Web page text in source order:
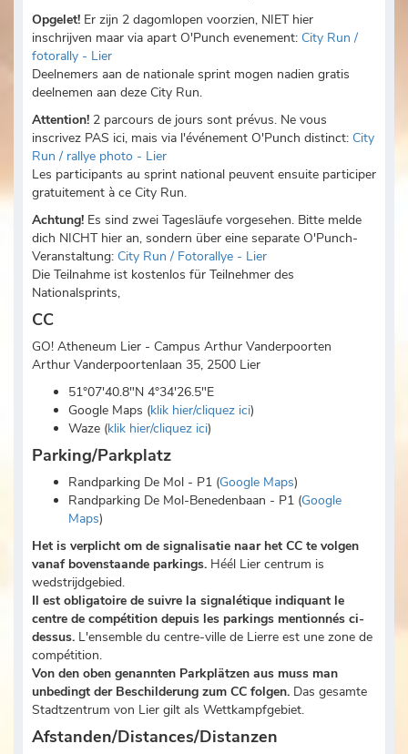
Opgelet! Er zijn 2 dagomlopen voorzien, NIET hier
inschrijven maar via apart O'Punch evenement: City Run /
fotorally - Lier
Deelnemers aan de nationale sprint mogen nadien gratis
deelnemen aan deze City Run.
Attention! 2 parcours de jours sont prévus. Ne vous
inscrivez PAS ici, mais via l'événement O'Punch distinct: City
Run / rallye photo - Lier
Les participants au sprint national peuvent ensuite participer
gratuitement à ce City Run.
Achtung! Es sind zwei Tagesläufe vorgesehen. Bitte melde
dich NICHT hier an, sondern über eine separate O'Punch-
Veranstaltung: City Run / Fotorallye - Lier
Die Teilnahme ist kostenlos für Teilnehmer des
Nationalsprints,
CC
GO! Atheneum Lier - Campus Arthur Vanderpoorten
Arthur Vanderpoortenlaan 35, 2500 Lier
51°07'40.8"N 4°34'26.5"E
Google Maps (klik hier/cliquez ici)
Waze (klik hier/cliquez ici)
Parking/Parkplatz
Randparking De Mol - P1 (Google Maps)
Randparking De Mol-Benedenbaan - P1 (Google
Maps)
Het is verplicht om de signalisatie naar het CC te volgen
vanaf bovenstaande parkings. Héél Lier centrum is
wedstrijdgebied.
Il est obligatoire de suivre la signalétique indiquant le
centre de compétition depuis les parkings mentionnés ci-
dessus. L'ensemble du centre-ville de Lierre est une zone de
compétition.
Von den oben genannten Parkplätzen aus muss man
unbedingt der Beschilderung zum CC folgen. Das gesamte
Stadtzentrum von Lier gilt als Wettkampfgebiet.
Afstanden/Distances/Distanzen